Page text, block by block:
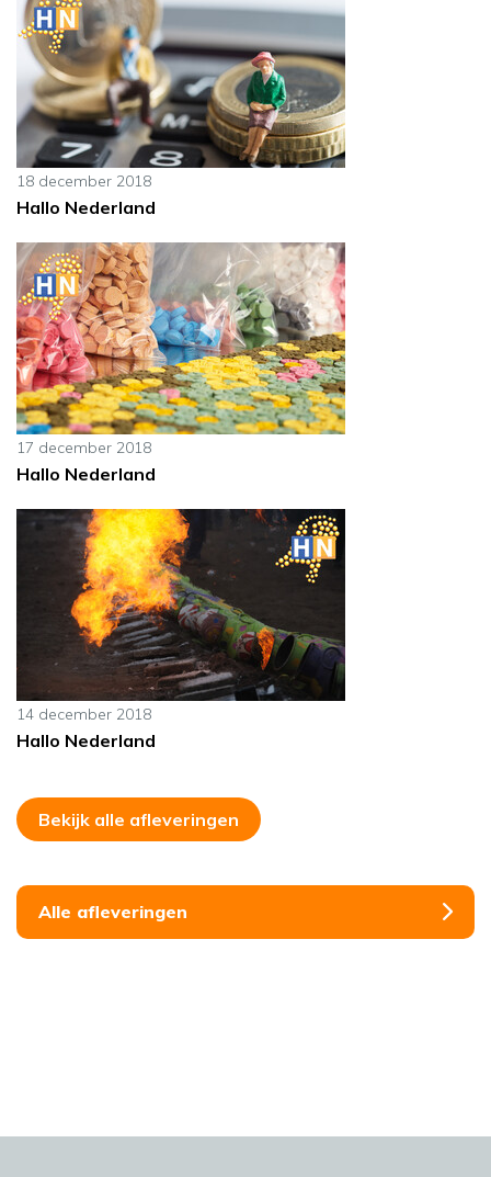
18 december 2018
Hallo Nederland
17 december 2018
Hallo Nederland
14 december 2018
Hallo Nederland
Bekijk alle afleveringen
Alle afleveringen